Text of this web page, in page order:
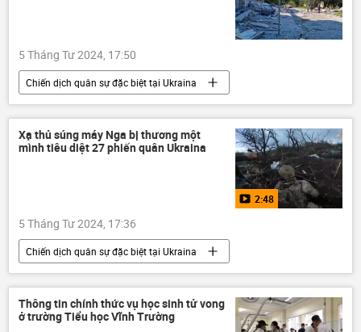
5 Tháng Tư 2024, 17:50
Chiến dịch quân sự đặc biệt tại Ukraina
Cuộc khủng hoảng ở Ukraina
Ukraina
Nga
Thế giới
pháo kích
Bộ Ngoại giao Nga
xung đột quân sự
Xạ thủ súng máy Nga bị thương một
mình tiêu diệt 27 phiến quân Ukraina
2:48
5 Tháng Tư 2024, 17:36
Chiến dịch quân sự đặc biệt tại Ukraina
Cuộc khủng hoảng ở Ukraina
Ukraina
Nga
Thế giới
quân lính
lực lượng vũ trang
Quân đội Nga
Thông tin chính thức vụ học sinh tử vong
ở trường Tiểu học Vĩnh Trường